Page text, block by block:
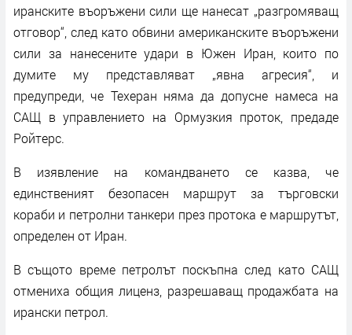
иранските въоръжени сили ще нанесат „разгромяващ
отговор“, след като обвини американските въоръжени
сили за нанесените удари в Южен Иран, които по
думите му представляват „явна агресия“, и
предупреди, че Техеран няма да допусне намеса на
САЩ в управлението на Ормузкия проток, предаде
Ройтерс.
В изявление на командването се казва, че
единственият безопасен маршрут за търговски
кораби и петролни танкери през протока е маршрутът,
определен от Иран.
В същото време петролът поскъпна след като САЩ
отмениха общия лиценз, разрешаващ продажбата на
ирански петрол.